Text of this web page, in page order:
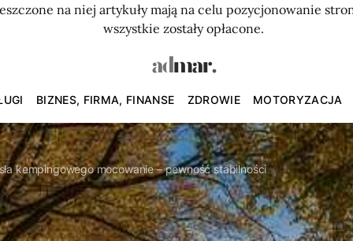
na niej artykuły mają na celu pozycjonowanie
wszystkie zostały opłacone.
BIZNES, FIRMA, FINANSE ZDROWIE MOTORYZACJA
kempingowego mocowanie – pewność stabilności